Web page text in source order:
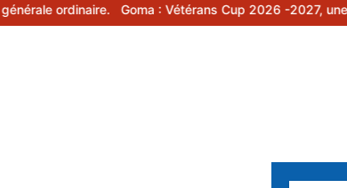
Goma : Vétérans Cup 2026 -2027, une compétition